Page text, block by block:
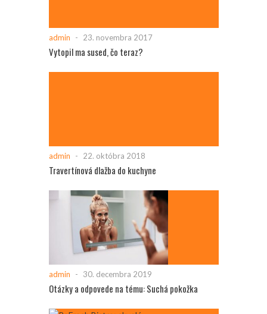
admin - 23. novembra 2017
Vytopil ma sused, čo teraz?
admin - 22. októbra 2018
Travertínová dlažba do kuchyne
admin - 30. decembra 2019
Otázky a odpovede na tému: Suchá pokožka